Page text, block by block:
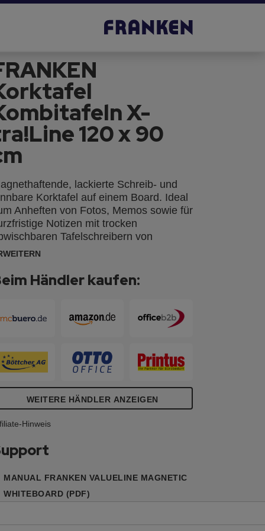
X-
120 x 90
lackierte Schreib- und
Korktafel auf einem Board. Ideal
Anheften von Fotos, Memos sowie für
Notizen mit trocken
Tafelschreibern von
Montage wahlweise im Hoch-
verdeckt durch die Ecken. Lieferung
Ablageleiste, Spiegelaufhängung,
mit hellgrauen
Händler kaufen:
WEITERE HÄNDLER ANZEIGEN
Hinweis
MANUAL FRANKEN VALUELINE MAGNETIC
WHITEBOARD (PDF)